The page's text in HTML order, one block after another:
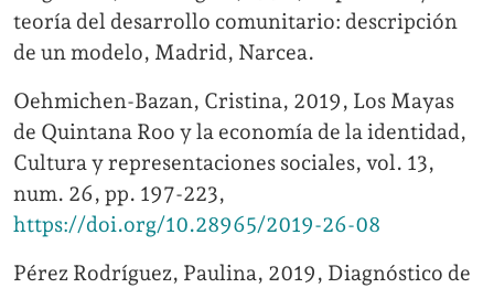
teoría del desarrollo comunitario: descripción
de un modelo, Madrid, Narcea.
Oehmichen-Bazan, Cristina, 2019, Los Mayas
de Quintana Roo y la economía de la identidad,
Cultura y representaciones sociales, vol. 13,
num. 26, pp. 197-223,
https://doi.org/10.28965/2019-26-08
Pérez Rodríguez, Paulina, 2019, Diagnóstico de